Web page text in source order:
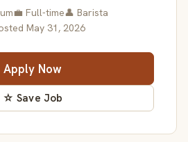
💼 Full-time👤 Barista
May 31, 2026
Apply Now
☆ Save Job